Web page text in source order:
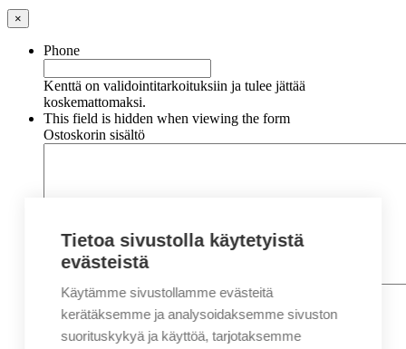
×
Phone
Kenttä on validointitarkoituksiin ja tulee jättää
koskemattomaksi.
This field is hidden when viewing the form
Ostoskorin sisältö
Nimi*
Etunimi
Sukunimi
Tietoa sivustolla käytetyistä
evästeistä
Käytämme sivustollamme evästeitä
kerätäksemme ja analysoidaksemme sivuston
suorituskykyä ja käyttöä, tarjotaksemme